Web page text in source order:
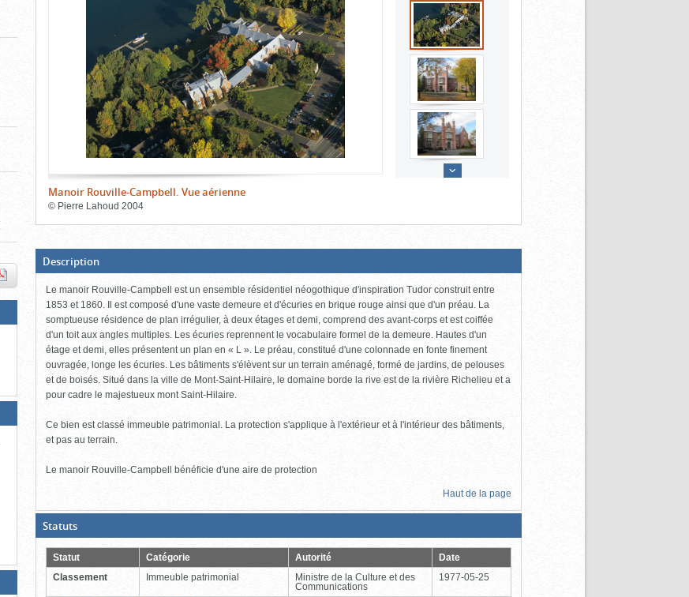
contenu)
contenu)
Images
Manoir Rouville-Campbell. Vue aérienne
© Pierre Lahoud 2004
bloc
d'onglets
Description(Boite
ouverte,
cliquer
pour
fermer)
Le manoir Rouville-Campbell est un ensemble résidentiel néogothique d'inspiration Tudor construit entre
1853 et 1860. Il est composé d'une vaste demeure et d'écuries en brique rouge ainsi que d'un préau. La
somptueuse résidence de plan irrégulier, à deux étages et demi, comprend des avant-corps et est coiffée
d'un toit aux angles multiples. Les écuries reprennent le vocabulaire formel de la demeure. Hautes d'un
étage et demi, elles présentent un plan en « L ». Le préau, constitué d'une colonnade en fonte finement
ouvragée, longe les écuries. Les bâtiments s'élèvent sur un terrain aménagé, formé de jardins, de pelouses
et de boisés. Situé dans la ville de Mont-Saint-Hilaire, le domaine borde la rive est de la rivière Richelieu et a
pour cadre le majestueux mont Saint-Hilaire.
Ce bien est classé immeuble patrimonial. La protection s'applique à l'extérieur et à l'intérieur des bâtiments,
et pas au terrain.
Le manoir Rouville-Campbell bénéficie d'une aire de protection
Haut de la page
Statuts(Boite
ouverte,
cliquer
pour
fermer)
Statut Catégorie Autorité
Date
Classement
Immeuble patrimonial
Ministre de la Culture et des
Communications
1977-05-25